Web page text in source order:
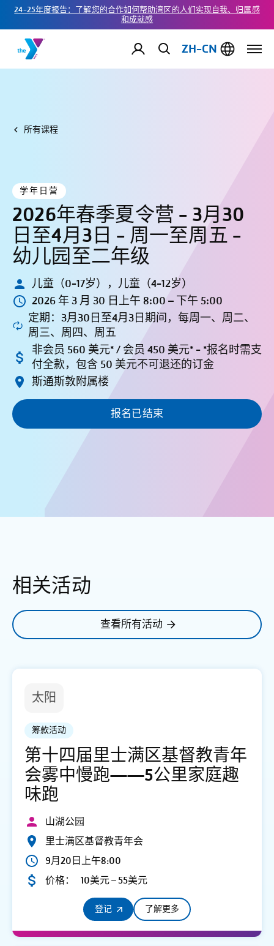
24-25年度报告：了解您的合作如何帮助湾区的人们实现自我、归属感
和成就感
ZH-CN
所有课程
学年日营
2026年春季夏令营 - 3月30
日至4月3日 - 周一至周五 -
幼儿园至二年级
儿童（0-17岁），儿童（4-12岁）
2026 年 3 月 30 日上午 8:00 – 下午 5:00
定期：3月30日至4月3日期间，每周一、周二、
周三、周四、周五
非会员 560 美元* / 会员 450 美元* - *报名时需支
付全款，包含 50 美元不可退还的订金
斯通斯敦附属楼
报名已结束
相关活动
查看所有活动
太阳
筹款活动
第十四届里士满区基督教青年
会雾中慢跑——5公里家庭趣
味跑
山湖公园
里士满区基督教青年会
9月20日上午8:00
价格：
10美元 – 55美元
登记 了解更多